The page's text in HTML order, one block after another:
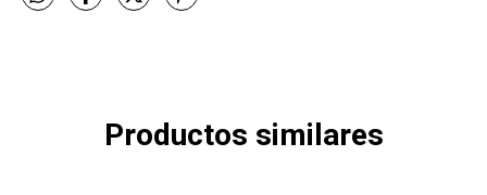
Productos similares